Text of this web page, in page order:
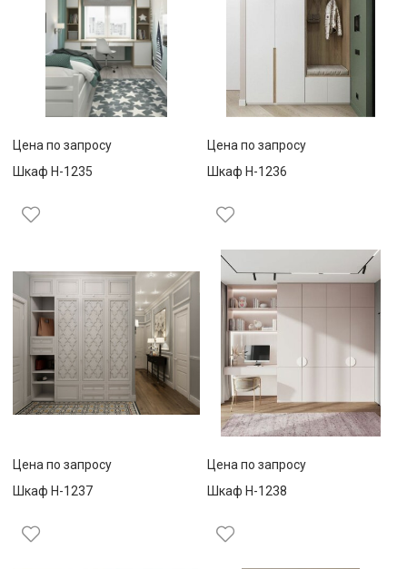
Цена по запросу
Шкаф Н-1235
Цена по запросу
Шкаф Н-1236
Цена по запросу
Шкаф Н-1237
Цена по запросу
Шкаф Н-1238